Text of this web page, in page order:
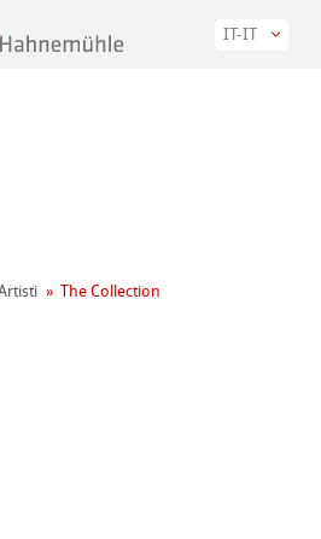
IT-IT
The Collection